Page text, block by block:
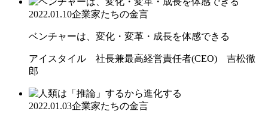
2022.01.10企業家たちの金言
ベンチャーは、変化・変革・成長を体感できる
アイスタイル 社長兼最高経営責任者(CEO) 吉松徹
郎
2022.01.03企業家たちの金言